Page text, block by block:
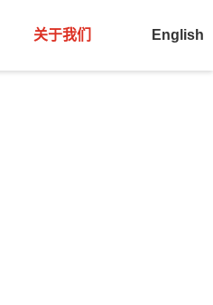
关于我们 English